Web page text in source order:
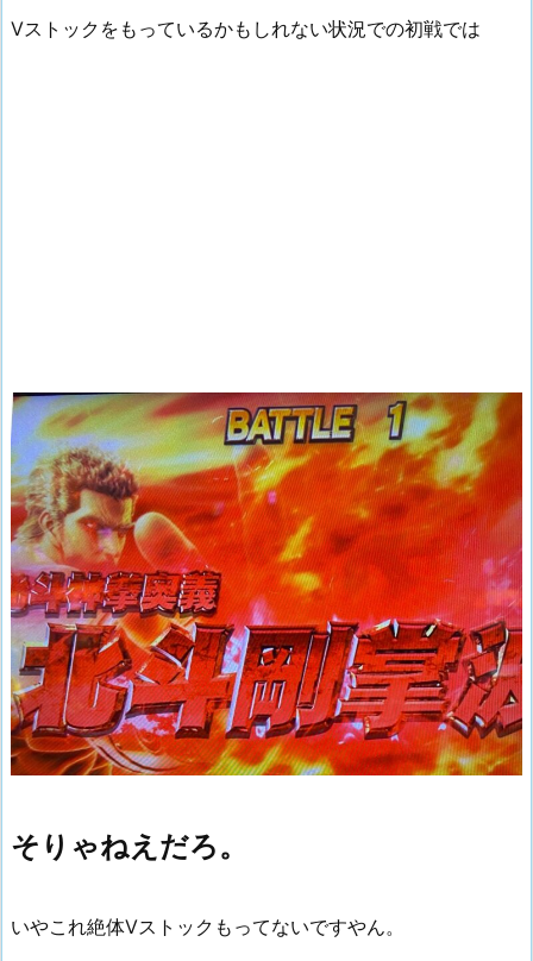
Vストックをもっているかもしれない状況での初戦では
そりゃねえだろ。
いやこれ絶体Vストックもってないですやん。